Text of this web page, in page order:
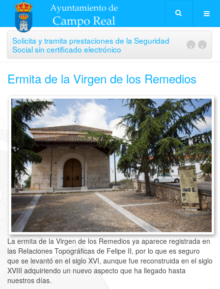
Solicita y tramita prestaciones de la Seguridad
Social sin certificado electrónico
›
‹
Ermita de la Virgen de los Remedios
La ermita de la Virgen de los Remedios ya aparece registrada en
las Relaciones Topográficas de Felipe II, por lo que es seguro
que se levantó en el siglo XVI, aunque fue reconstruida en el siglo
XVIII adquiriendo un nuevo aspecto que ha llegado hasta
nuestros días.